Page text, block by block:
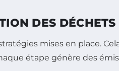
DES DÉCHETS
mises en place.
étape génère des